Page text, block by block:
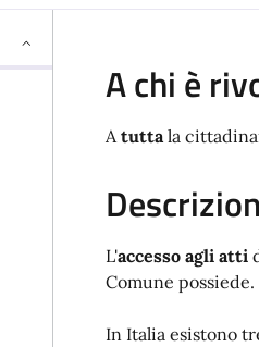
A chi è
Atuttala
L'accesso agli atti
Comune possiede.
In Italia esistono